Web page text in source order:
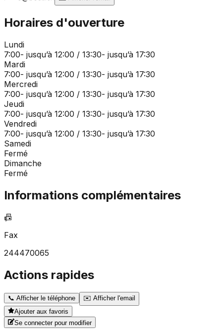
Horaires d'ouverture
Lundi
7:00- jusqu’à 12:00 / 13:30- jusqu’à 17:30
Mardi
7:00- jusqu’à 12:00 / 13:30- jusqu’à 17:30
Mercredi
7:00- jusqu’à 12:00 / 13:30- jusqu’à 17:30
Jeudi
7:00- jusqu’à 12:00 / 13:30- jusqu’à 17:30
Vendredi
7:00- jusqu’à 12:00 / 13:30- jusqu’à 17:30
Samedi
Fermé
Dimanche
Fermé
Informations complémentaires
📠
Fax
244470065
Actions rapides
📞 Afficher le téléphone ✉️ Afficher l'email
Ajouter aux favoris
Se connecter pour modifier